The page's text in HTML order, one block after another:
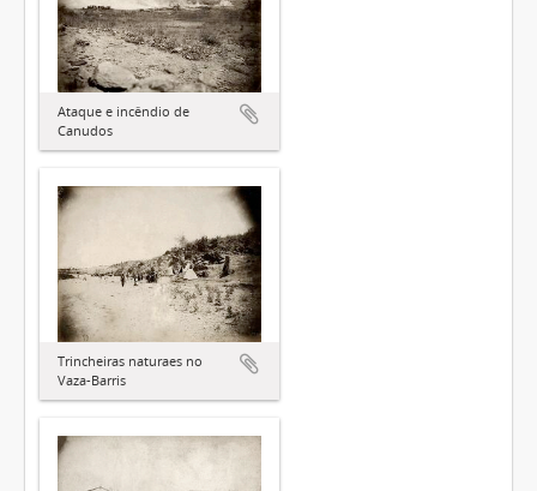
Ataque e incêndio de
Canudos
Trincheiras naturaes no
Vaza-Barris